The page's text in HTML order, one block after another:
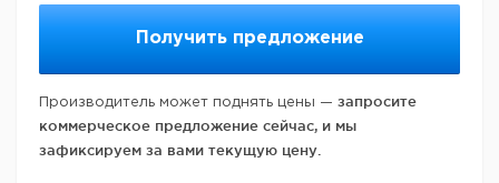
Получить предложение
Производитель может поднять цены — запросите
коммерческое предложение сейчас, и мы
зафиксируем за вами текущую цену.